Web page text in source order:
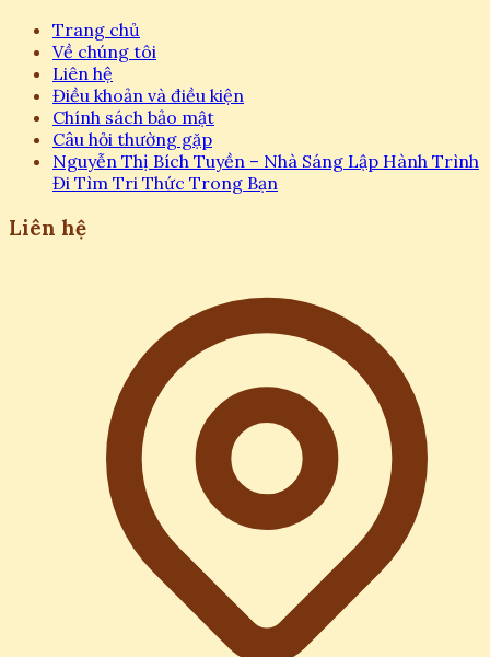
Trang chủ
Về chúng tôi
Liên hệ
Điều khoản và điều kiện
Chính sách bảo mật
Câu hỏi thường gặp
Nguyễn Thị Bích Tuyền – Nhà Sáng Lập Hành Trình
Đi Tìm Tri Thức Trong Bạn
Liên hệ